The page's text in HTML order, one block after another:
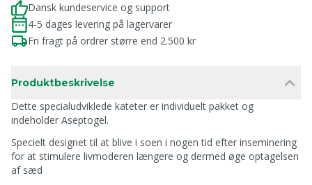
Dansk kundeservice og support
4-5 dages levering på lagervarer
Fri fragt på ordrer større end 2.500 kr
Produktbeskrivelse
Dette specialudviklede kateter er individuelt pakket og
indeholder Aseptogel.
Specielt designet til at blive i soen i nogen tid efter inseminering
for at stimulere livmoderen længere og dermed øge optagelsen
af sæd